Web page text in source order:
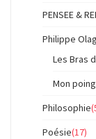
PENSEE &
Philippe
Les Bras
Mon
Philosophie
Poésie(17)